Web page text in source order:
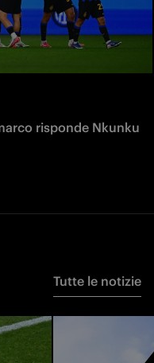
risponde Nkunku
Tutte le notizie